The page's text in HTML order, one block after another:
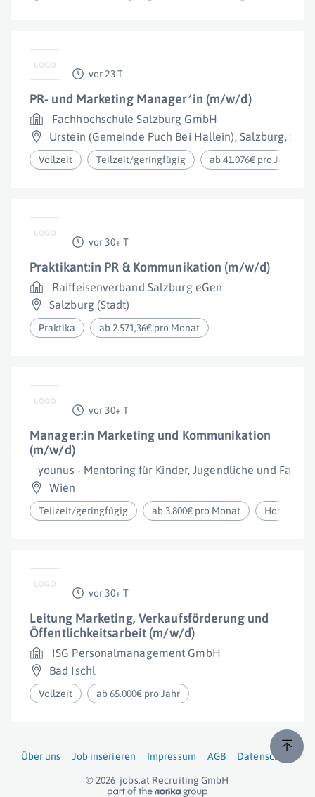
vor 23 T
PR- und Marketing Manager*in (m/w/d)
Fachhochschule Salzburg GmbH
Urstein (Gemeinde Puch Bei Hallein), Salzburg,
Vollzeit Teilzeit/geringfügig ab 41.076€ pro Jahr
vor 30+ T
Praktikant:in PR & Kommunikation (m/w/d)
Raiffeisenverband Salzburg eGen
Salzburg (Stadt)
Praktika ab 2.571,36€ pro Monat
vor 30+ T
Manager:in Marketing und Kommunikation
(m/w/d)
younus - Mentoring für Kinder, Jugendliche und
Wien
Teilzeit/geringfügig ab 3.800€ pro Monat
vor 30+ T
Leitung Marketing, Verkaufsförderung und
Öffentlichkeitsarbeit (m/w/d)
ISG Personalmanagement GmbH
Bad Ischl
Vollzeit ab 65.000€ pro Jahr
Über uns Job inserieren Impressum AGB Datenschutz
© 2026 jobs.at Recruiting GmbH